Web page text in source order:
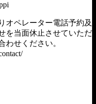
オペレーター電話予約及
を当面休止させていただ
わせください。